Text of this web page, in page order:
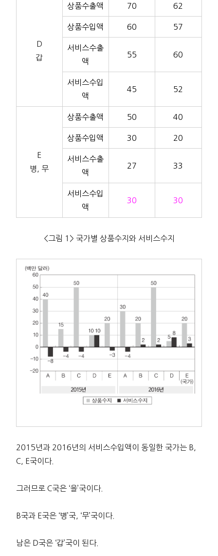
D
갑
상품수출액 70 62
상품수입액 60 57
서비스수출
액
55 60
서비스수입
액
45 52
E
병, 무
상품수출액 50 40
상품수입액 30 20
서비스수출
액
27 33
서비스수입
액
30 30
<그림 1> 국가별 상품수지와 서비스수지
2015년과 2016년의 서비스수입액이 동일한 국가는 B,
C, E국이다.
그러므로 C국은 ‘을’국이다.
B국과 E국은 ‘병’국, ‘무’국이다.
남은 D국은 ‘갑’국이 된다.